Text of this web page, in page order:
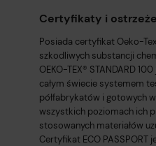
Certyfikaty i
Posiada certyfikat Oeko-
szkodliwych substancji
OEKO-TEX® STANDARD
całym świecie systemem
półfabrykatów i gotowych
wszystkich poziomach ich
stosowanych materiałów
Certyfikat ECO PASSPORT